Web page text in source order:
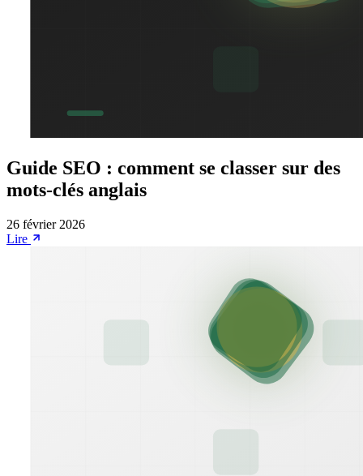
Guide SEO : comment se classer sur des
mots-clés anglais
26 février 2026
Lire